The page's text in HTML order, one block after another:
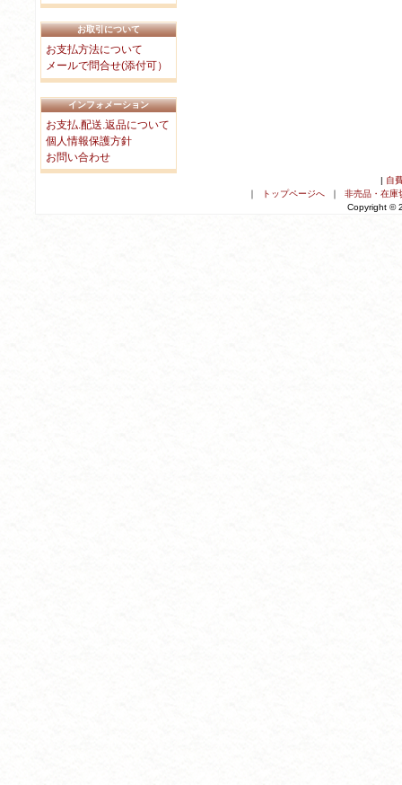
お取引について
お支払方法について
メールで問合せ(添付可）
インフォメーション
お支払.配送.返品について
個人情報保護方針
お問い合わせ
自
トップページへ｜ 非売品・在庫
Copyright ©